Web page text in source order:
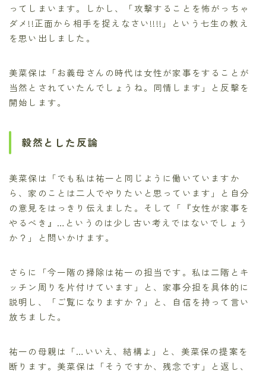
ってしまいます。しかし、「攻撃することを怖がっちゃ
ダメ!!正面から相手を捉えなさい!!!!」という七生の教え
を思い出しました。
美菜保は「お義母さんの時代は女性が家事をすることが
当然とされていたんでしょうね。同情します」と反撃を
開始します。
毅然とした反論
美菜保は「でも私は祐一と同じように働いていますか
ら、家のことは二人でやりたいと思っています」と自分
の意見をはっきり伝えました。そして「『女性が家事を
やるべき』…というのは少し古い考えではないでしょう
か？」と問いかけます。
さらに「今一階の掃除は祐一の担当です。私は二階とキ
ッチン周りを片付けています」と、家事分担を具体的に
説明し、「ご覧になりますか？」と、自信を持って言い
放ちました。
祐一の母親は「…いいえ、結構よ」と、美菜保の提案を
断ります。美菜保は「そうですか、残念です」と返し、